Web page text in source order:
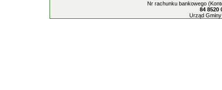
Nr rachunku bankowego
84 8520
Urząd